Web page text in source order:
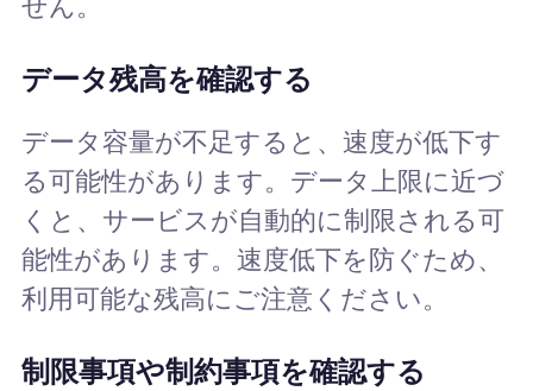
せん。
データ残高を確認する
データ容量が不足すると、速度が低下す
る可能性があります。データ上限に近づ
くと、サービスが自動的に制限される可
能性があります。速度低下を防ぐため、
利用可能な残高にご注意ください。
制限事項や制約事項を確認する